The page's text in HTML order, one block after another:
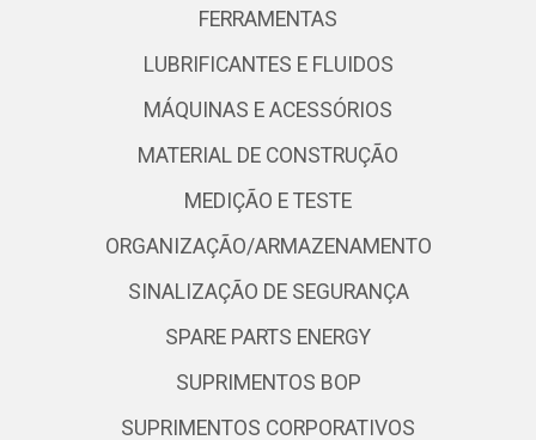
FERRAMENTAS
LUBRIFICANTES E FLUIDOS
MÁQUINAS E ACESSÓRIOS
MATERIAL DE CONSTRUÇÃO
MEDIÇÃO E TESTE
ORGANIZAÇÃO/ARMAZENAMENTO
SINALIZAÇÃO DE SEGURANÇA
SPARE PARTS ENERGY
SUPRIMENTOS BOP
SUPRIMENTOS CORPORATIVOS